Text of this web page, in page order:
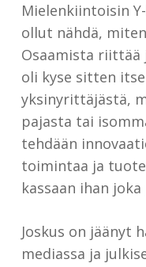
Mielenkiintoisin
ollut nähdä,
Osaamista riittää
oli kyse sitten
yksinyrittäjästä,
pajasta tai
tehdään
toimintaa ja
kassaan ihan joka
Joskus on jäänyt
mediassa ja